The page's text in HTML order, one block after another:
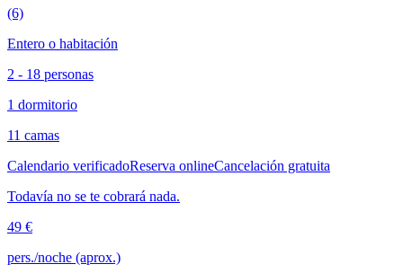
(6)
Entero o habitación
2 - 18 personas
1 dormitorio
11 camas
Calendario verificadoReserva onlineCancelación gratuita
Todavía no se te cobrará nada.
49 €
pers./noche (aprox.)